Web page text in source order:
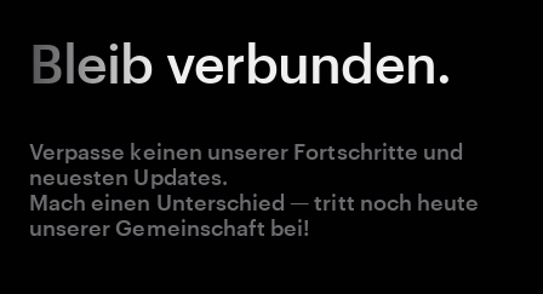
Bleib verbunden.
Verpasse keinen unserer Fortschritte und
neuesten Updates.
Mach einen Unterschied — tritt noch heute
unserer Gemeinschaft bei!